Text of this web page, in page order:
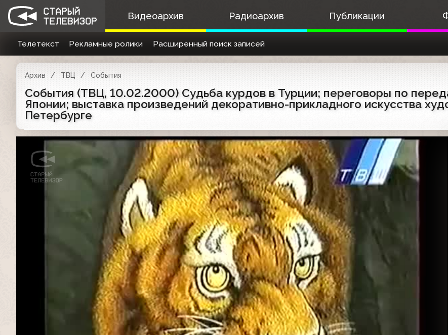
Видеоархив Радиоархив Публикации
Телетекст Рекламные ролики Расширенный поиск записей
Архив ТВЦ События
События (ТВЦ, 10.02.2000) Судьба курдов в Турции; переговоры по
Японии; выставка произведений декоративно-прикладного искусства
Петербурге